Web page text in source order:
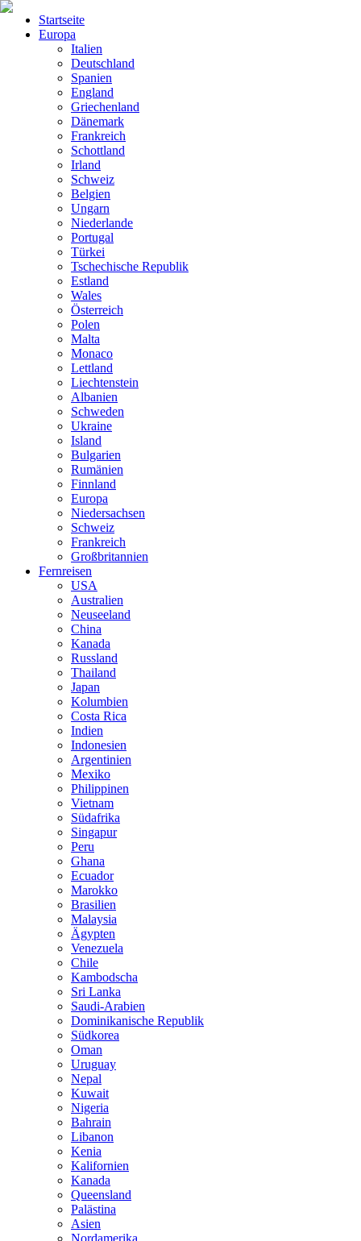
Startseite
Europa
Italien
Deutschland
Spanien
England
Griechenland
Dänemark
Frankreich
Schottland
Irland
Schweiz
Belgien
Ungarn
Niederlande
Portugal
Türkei
Tschechische Republik
Estland
Wales
Österreich
Polen
Malta
Monaco
Lettland
Liechtenstein
Albanien
Schweden
Ukraine
Island
Bulgarien
Rumänien
Finnland
Europa
Niedersachsen
Schweiz
Frankreich
Großbritannien
Fernreisen
USA
Australien
Neuseeland
China
Kanada
Russland
Thailand
Japan
Kolumbien
Costa Rica
Indien
Indonesien
Argentinien
Mexiko
Philippinen
Vietnam
Südafrika
Singapur
Peru
Ghana
Ecuador
Marokko
Brasilien
Malaysia
Ägypten
Venezuela
Chile
Kambodscha
Sri Lanka
Saudi-Arabien
Dominikanische Republik
Südkorea
Oman
Uruguay
Nepal
Kuwait
Nigeria
Bahrain
Libanon
Kenia
Kalifornien
Kanada
Queensland
Palästina
Asien
Nordamerika